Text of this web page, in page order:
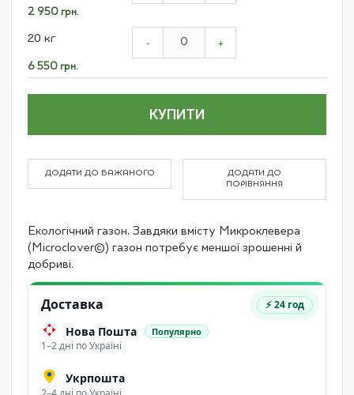
2 950 грн.
20 кг
6 550 грн.
- +
КУПИТИ
ДОДАТИ ДО БАЖАНОГО
ДОДАТИ ДО
ПОРІВНЯННЯ
Екологічний газон. Завдяки вмісту Микроклевера
(Microclover©) газон потребує меншої зрошенні й
добриві.
Доставка ⚡ 24 год
Нова Пошта Популярно
1–2 дні по Україні
Укрпошта